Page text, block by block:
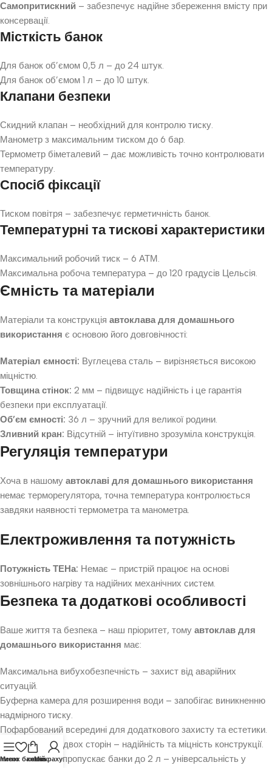
Самопритискний – забезпечує надійне збереження вмісту при
консервації.
Місткість банок
Для банок об’ємом 0,5 л – до 24 штук.
Для банок об’ємом 1 л – до 10 штук.
Клапани безпеки
Скидний клапан – необхідний для контролю тиску.
Манометр з максимальним тиском до 6 бар.
Термометр біметалевий – дає можливість точно контролювати
температуру.
Спосіб фіксації
Тиском повітря – забезпечує герметичність банок.
Температурні та тискові характеристики
Максимальний робочий тиск – 6 АТМ.
Максимальна робоча температура – до 120 градусів Цельсія.
Ємність та матеріали
Матеріали та конструкція автоклава для домашнього
використання є основою його довговічності:
Матеріал ємності: Вуглецева сталь – вирізняється високою
міцністю.
Товщина стінок: 2 мм – підвищує надійність і це гарантія
безпеки при експлуатації.
Об’єм ємності: 36 л – зручний для великої родини.
Зливний кран: Відсутній – інтуїтивно зрозуміла конструкція.
Регуляція температури
Хоча в нашому автоклаві для домашнього використання
немає терморегулятора, точна температура контролюється
завдяки наявності термометра та манометра.
Електроживлення та потужність
Потужність ТЕНа: Немає – пристрій працює на основі
зовнішнього нагріву та надійних механічних систем.
Безпека та додаткові особливості
Ваше життя та безпека – наш пріоритет, тому автоклав для
домашнього використання має:
Максимальна вибухобезпечність – захист від аварійних
ситуацій.
Буферна камера для розширення води – запобігає виникненню
надмірного тиску.
Пофарбований всередині для додаткового захисту та естетики.
Зварний шов з двох сторін – надійність та міцність конструкції.
Горловина, що пропускає банки до 2 л – універсальність у
Меню бажань
кошик
Мій рахунок